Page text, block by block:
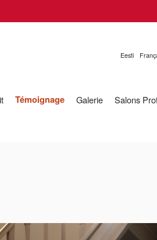
Eesti
Salons
Galerie
Témoignage